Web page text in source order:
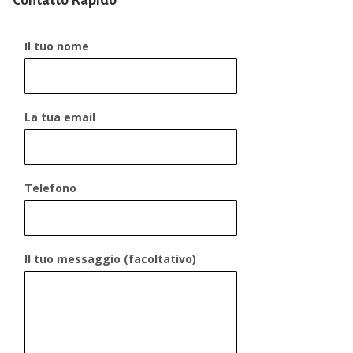
Il tuo nome
La tua email
Telefono
Il tuo messaggio (facoltativo)